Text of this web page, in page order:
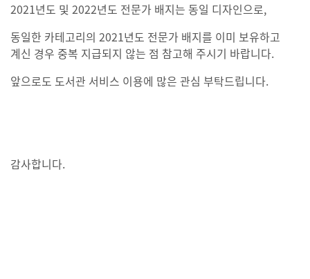
2021년도 및 2022년도 전문가 배지는 동일 디자인으로,
동일한 카테고리의 2021년도 전문가 배지를 이미 보유하고
계신 경우 중복 지급되지 않는 점 참고해 주시기 바랍니다.
앞으로도 도서관 서비스 이용에 많은 관심 부탁드립니다.
감사합니다.